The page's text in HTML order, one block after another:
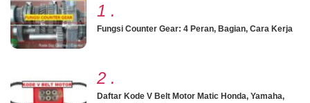
1 .
Fungsi Counter Gear: 4 Peran, Bagian, Cara Kerja
2 .
Daftar Kode V Belt Motor Matic Honda, Yamaha,